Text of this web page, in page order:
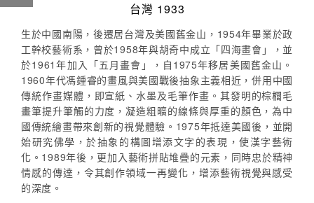
台灣 1933
生於中國南陽，後遷居台灣及美國舊金山，1954年畢業於政
工幹校藝術系，曾於1958年與胡奇中成立「四海畫會」，並
於1961年加入「五月畫會」，自1975年移居美國舊金山。
1960年代馮鍾睿的畫風與美國戰後抽象主義相近，併用中國
傳統作畫媒體，即宣紙、水墨及毛筆作畫。其發明的棕櫚毛
畫筆提升筆觸的力度，凝造粗曠的線條與厚重的顏色，為中
國傳統繪畫帶來創新的視覺體驗。1975年抵達美國後，並開
始研究佛學，於抽象的構圖增添文字的表現，使漢字藝術
化。1989年後，更加入藝術拼貼堆疊的元素，同時忠於精神
情感的傳達，令其創作領域一再變化，增添藝術視覺與感受
的深度。